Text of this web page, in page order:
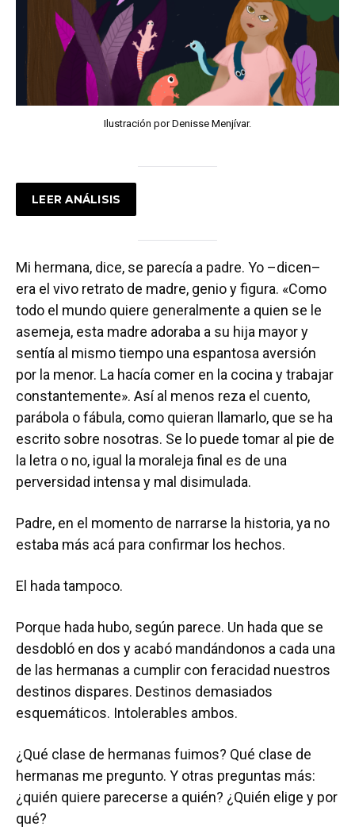
Ilustración por Denisse Menjívar.
LEER ANÁLISIS
Mi hermana, dice, se parecía a padre. Yo –dicen–
era el vivo retrato de madre, genio y figura. «Como
todo el mundo quiere generalmente a quien se le
asemeja, esta madre adoraba a su hija mayor y
sentía al mismo tiempo una espantosa aversión
por la menor. La hacía comer en la cocina y trabajar
constantemente». Así al menos reza el cuento,
parábola o fábula, como quieran llamarlo, que se ha
escrito sobre nosotras. Se lo puede tomar al pie de
la letra o no, igual la moraleja final es de una
perversidad intensa y mal disimulada.
Padre, en el momento de narrarse la historia, ya no
estaba más acá para confirmar los hechos.
El hada tampoco.
Porque hada hubo, según parece. Un hada que se
desdobló en dos y acabó mandándonos a cada una
de las hermanas a cumplir con feracidad nuestros
destinos dispares. Destinos demasiados
esquemáticos. Intolerables ambos.
¿Qué clase de hermanas fuimos? Qué clase de
hermanas me pregunto. Y otras preguntas más:
¿quién quiere parecerse a quién? ¿Quién elige y por
qué?